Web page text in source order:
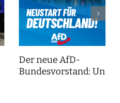
Der neue AfD-
Bundesvorstand: